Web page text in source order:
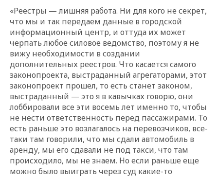
«Реестры — лишняя работа. Ни для кого не секрет,
что мы и так передаем данные в городской
информационный центр, и оттуда их может
черпать любое силовое ведомство, поэтому я не
вижу необходимости в создании
дополнительных реестров. Что касается самого
законопроекта, выстраданный агрегаторами, этот
законопроект прошел, то есть станет законом,
выстраданный — это я в кавычках говорю, они
лоббировали все эти восемь лет именно то, чтобы
не нести ответственность перед пассажирами. То
есть раньше это возлагалось на перевозчиков, все-
таки там говорили, что мы сдали автомобиль в
аренду, мы его сдавали не под такси, что там
происходило, мы не знаем. Но если раньше еще
можно было выиграть через суд какие-то